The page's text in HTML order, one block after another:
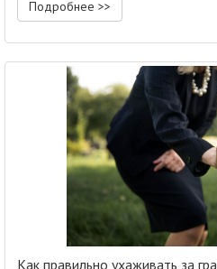
Подробнее >>
Как правильно ухаживать за